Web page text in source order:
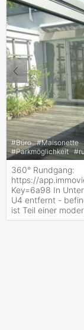
#Büro #Maisonette
#Parkmöglichkeit #
360° Rundgang:
https://
Key=6a98 In
U4 entfernt -
ist Teil einer